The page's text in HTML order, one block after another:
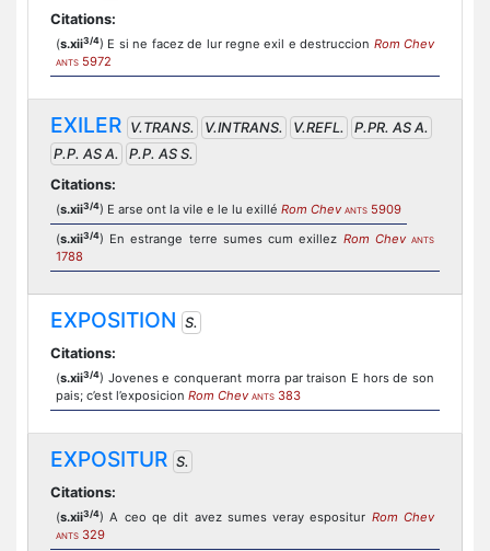
Citations:
(s.xii3/4) E si ne facez de lur regne exil e destruccion Rom Chev
ANTS 5972
EXILER V.TRANS. V.INTRANS. V.REFL.
P.PR. AS A.
P.P. AS A.
P.P. AS S.
Citations:
(s.xii3/4) E arse ont la vile e le lu exillé Rom Chev ANTS 5909
(s.xii3/4) En estrange terre sumes cum exillez Rom Chev ANTS
1788
EXPOSITION S.
Citations:
(s.xii3/4) Jovenes e conquerant morra par traison E hors de son
pais; c’est l’exposicion Rom Chev ANTS 383
EXPOSITUR S.
Citations:
(s.xii3/4) A ceo qe dit avez sumes veray espositur Rom Chev
ANTS 329